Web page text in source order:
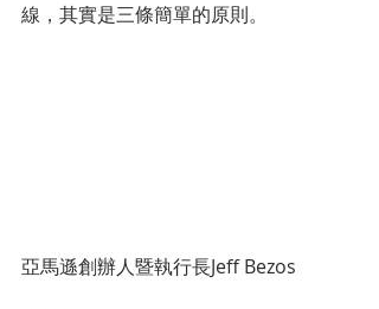
線，其實是三條簡單的原則。
亞馬遜創辦人暨執行長Jeff Bezos